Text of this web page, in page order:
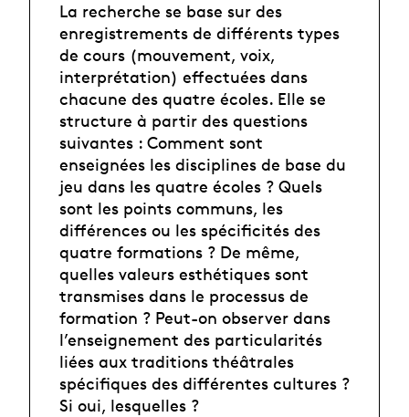
La recherche se base sur des
enregistrements de différents types
de cours (mouvement, voix,
interprétation) effectuées dans
chacune des quatre écoles. Elle se
structure à partir des questions
suivantes : Comment sont
enseignées les disciplines de base du
jeu dans les quatre écoles ? Quels
sont les points communs, les
différences ou les spécificités des
quatre formations ? De même,
quelles valeurs esthétiques sont
transmises dans le processus de
formation ? Peut-on observer dans
l’enseignement des particularités
liées aux traditions théâtrales
spécifiques des différentes cultures ?
Si oui, lesquelles ?